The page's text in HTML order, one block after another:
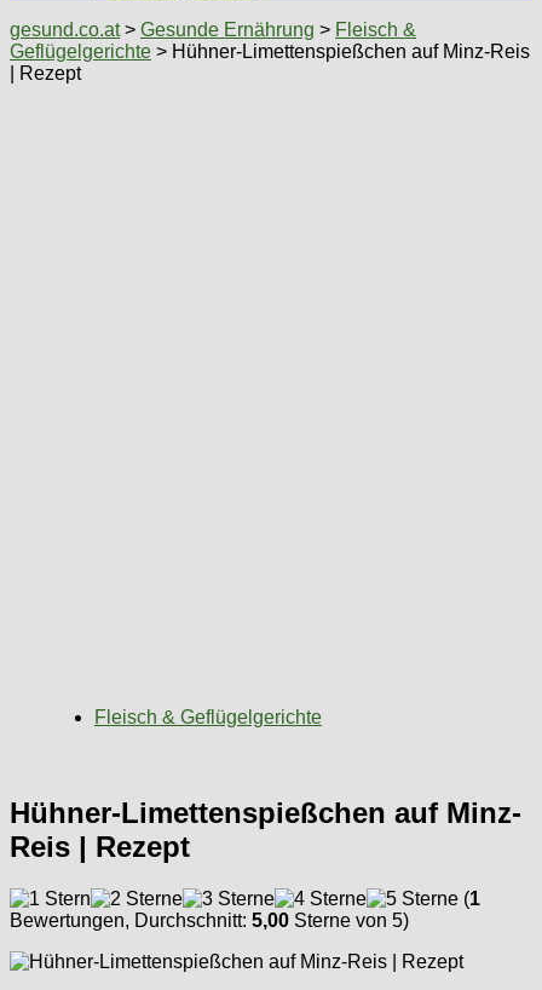
gesund.co.at> Gesunde Ernährung > Fleisch &
Geflügelgerichte > Hühner-Limettenspießchen auf Minz-Reis
| Rezept
Fleisch & Geflügelgerichte
Hühner-Limettenspießchen auf Minz-
Reis | Rezept
(1
Bewertungen, Durchschnitt: 5,00 Sterne von 5)